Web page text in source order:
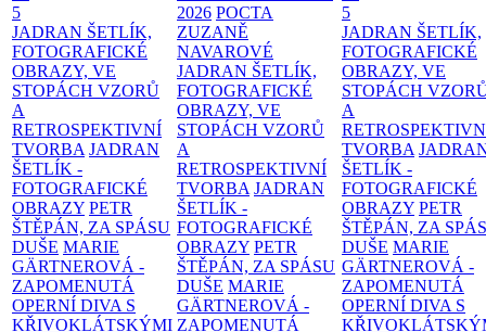
5
JADRAN ŠETLÍK,
FOTOGRAFICKÉ
OBRAZY, VE
STOPÁCH VZORŮ
A
RETROSPEKTIVNÍ
TVORBA JADRAN
ŠETLÍK -
FOTOGRAFICKÉ
OBRAZY PETR
ŠTĚPÁN, ZA SPÁSU
DUŠE MARIE
GÄRTNEROVÁ -
ZAPOMENUTÁ
OPERNÍ DIVA S
KŘIVOKLÁTSKÝMI
2026 POCTA
ZUZANĚ
NAVAROVÉ
JADRAN ŠETLÍK,
FOTOGRAFICKÉ
OBRAZY, VE
STOPÁCH VZORŮ
A
RETROSPEKTIVNÍ
TVORBA JADRAN
ŠETLÍK -
FOTOGRAFICKÉ
OBRAZY PETR
ŠTĚPÁN, ZA SPÁSU
DUŠE MARIE
GÄRTNEROVÁ -
ZAPOMENUTÁ
5
JADRAN ŠETLÍK,
FOTOGRAFICKÉ
OBRAZY, VE
STOPÁCH
A
TVORBA
ŠETLÍK -
FOTOGRAFICKÉ
OBRAZY PETR
ŠTĚPÁN, ZA
DUŠE MARIE
GÄRTNEROVÁ -
ZAPOMENUTÁ
OPERNÍ DIVA S